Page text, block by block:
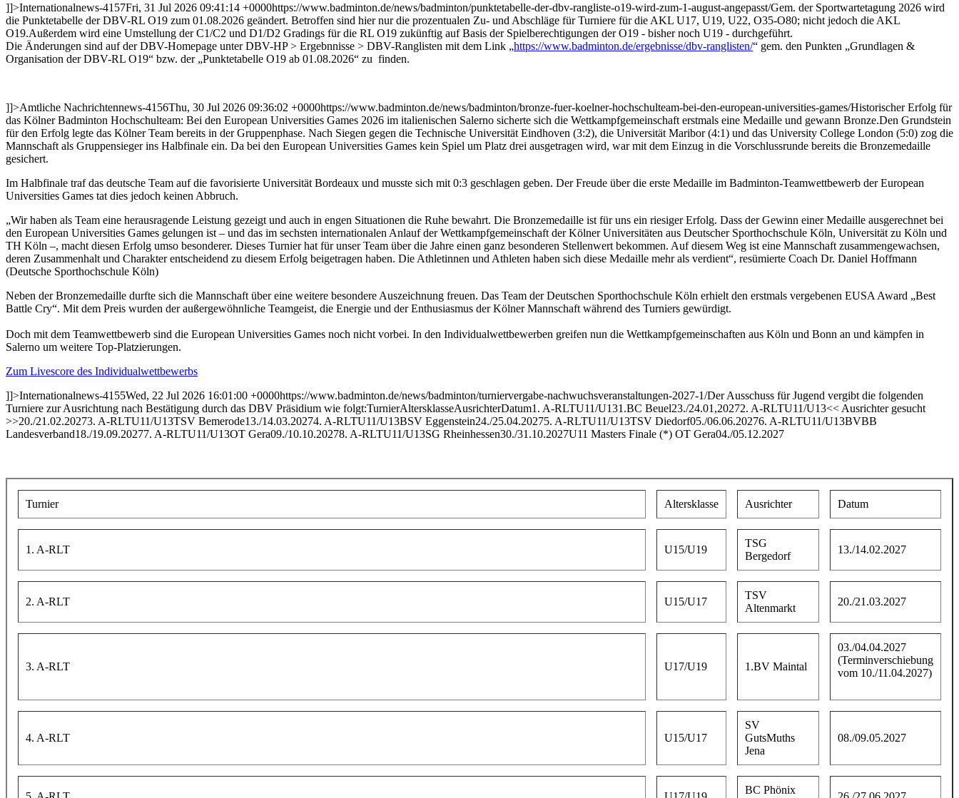
]]>Internationalnews-4157Fri, 31 Jul 2026 09:41:14 +0000https://www.badminton.de/news/badminton/punktetabelle-der-dbv-rangliste-o19-wird-zum-1-august-angepasst/Gem. der Sportwartetagung 2026 wird
die Punktetabelle der DBV-RL O19 zum 01.08.2026 geändert. Betroffen sind hier nur die prozentualen Zu- und Abschläge für Turniere für die AKL U17, U19, U22, O35-O80; nicht jedoch die AKL
O19.Außerdem wird eine Umstellung der C1/C2 und D1/D2 Gradings für die RL O19 zukünftig auf Basis der Spielberechtigungen der O19 - bisher noch U19 - durchgeführt.
Die Änderungen sind auf der DBV-Homepage unter DBV-HP > Ergebnnisse > DBV-Ranglisten mit dem Link „https://www.badminton.de/ergebnisse/dbv-ranglisten/“ gem. den Punkten „Grundlagen &
Organisation der DBV-RL O19“ bzw. der „Punktetabelle O19 ab 01.08.2026“ zu finden.
]]>Amtliche Nachrichtennews-4156Thu, 30 Jul 2026 09:36:02 +0000https://www.badminton.de/news/badminton/bronze-fuer-koelner-hochschulteam-bei-den-european-universities-games/Historischer Erfolg für
das Kölner Badminton Hochschulteam: Bei den European Universities Games 2026 im italienischen Salerno sicherte sich die Wettkampfgemeinschaft erstmals eine Medaille und gewann Bronze.Den Grundstein
für den Erfolg legte das Kölner Team bereits in der Gruppenphase. Nach Siegen gegen die Technische Universität Eindhoven (3:2), die Universität Maribor (4:1) und das University College London (5:0) zog die
Mannschaft als Gruppensieger ins Halbfinale ein. Da bei den European Universities Games kein Spiel um Platz drei ausgetragen wird, war mit dem Einzug in die Vorschlussrunde bereits die Bronzemedaille
gesichert.
Im Halbfinale traf das deutsche Team auf die favorisierte Universität Bordeaux und musste sich mit 0:3 geschlagen geben. Der Freude über die erste Medaille im Badminton-Teamwettbewerb der European
Universities Games tat dies jedoch keinen Abbruch.
„Wir haben als Team eine herausragende Leistung gezeigt und auch in engen Situationen die Ruhe bewahrt. Die Bronzemedaille ist für uns ein riesiger Erfolg. Dass der Gewinn einer Medaille ausgerechnet bei
den European Universities Games gelungen ist – und das im sechsten internationalen Anlauf der Wettkampfgemeinschaft der Kölner Universitäten aus Deutscher Sporthochschule Köln, Universität zu Köln und
TH Köln –, macht diesen Erfolg umso besonderer. Dieses Turnier hat für unser Team über die Jahre einen ganz besonderen Stellenwert bekommen. Auf diesem Weg ist eine Mannschaft zusammengewachsen,
deren Zusammenhalt und Charakter entscheidend zu diesem Erfolg beigetragen haben. Die Athletinnen und Athleten haben sich diese Medaille mehr als verdient“, resümierte Coach Dr. Daniel Hoffmann
(Deutsche Sporthochschule Köln)
Neben der Bronzemedaille durfte sich die Mannschaft über eine weitere besondere Auszeichnung freuen. Das Team der Deutschen Sporthochschule Köln erhielt den erstmals vergebenen EUSA Award „Best
Battle Cry“. Mit dem Preis wurden der außergewöhnliche Teamgeist, die Energie und der Enthusiasmus der Kölner Mannschaft während des Turniers gewürdigt.
Doch mit dem Teamwettbewerb sind die European Universities Games noch nicht vorbei. In den Individualwettbewerben greifen nun die Wettkampfgemeinschaften aus Köln und Bonn an und kämpfen in
Salerno um weitere Top-Platzierungen.
Zum Livescore des Individualwettbewerbs
]]>Internationalnews-4155Wed, 22 Jul 2026 16:01:00 +0000https://www.badminton.de/news/badminton/turniervergabe-nachwuchsveranstaltungen-2027-1/Der Ausschuss für Jugend vergibt die folgenden
Turniere zur Ausrichtung nach Bestätigung durch das DBV Präsidium wie folgt:TurnierAltersklasseAusrichterDatum1. A-RLTU11/U131.BC Beuel23./24.01,20272. A-RLTU11/U13<< Ausrichter gesucht
>>20./21.02.20273. A-RLTU11/U13TSV Bemerode13./14.03.20274. A-RLTU11/U13BSV Eggenstein24./25.04.20275. A-RLTU11/U13TSV Diedorf05./06.06.20276. A-RLTU11/U13BVBB
Landesverband18./19.09.20277. A-RLTU11/U13OT Gera09./10.10.20278. A-RLTU11/U13SG Rheinhessen30./31.10.2027U11 Masters Finale (*) OT Gera04./05.12.2027
Turnier Altersklasse Ausrichter Datum
1. A-RLT U15/U19
TSG
Bergedorf
13./14.02.2027
2. A-RLT U15/U17
TSV
Altenmarkt
20./21.03.2027
3. A-RLT U17/U19 1.BV Maintal
03./04.04.2027
(Terminverschiebung
vom 10./11.04.2027)
4. A-RLT U15/U17
SV
GutsMuths
Jena
08./09.05.2027
BC Phönix